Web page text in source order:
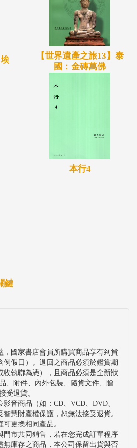
【世界遺產之旅13】泰
國：金磚萬佛
本行4
鍵
，國家書店會員所購買商品享有到貨
例假日）。退回之商品必須於鑑賞期
收執聯為憑），且商品必須是全新狀
、附件、內外包裝、隨貨文件、贈
受退貨。
音商品（如：CD、VCD、DVD、
智慧財產權保護，恕無法接受退貨。
更換相同產品。
門市共同銷售，若在您完成訂單程序
無庫存之商品，本公司保留出貨與否